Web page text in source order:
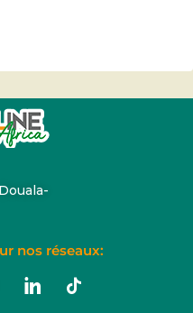
nos réseaux: